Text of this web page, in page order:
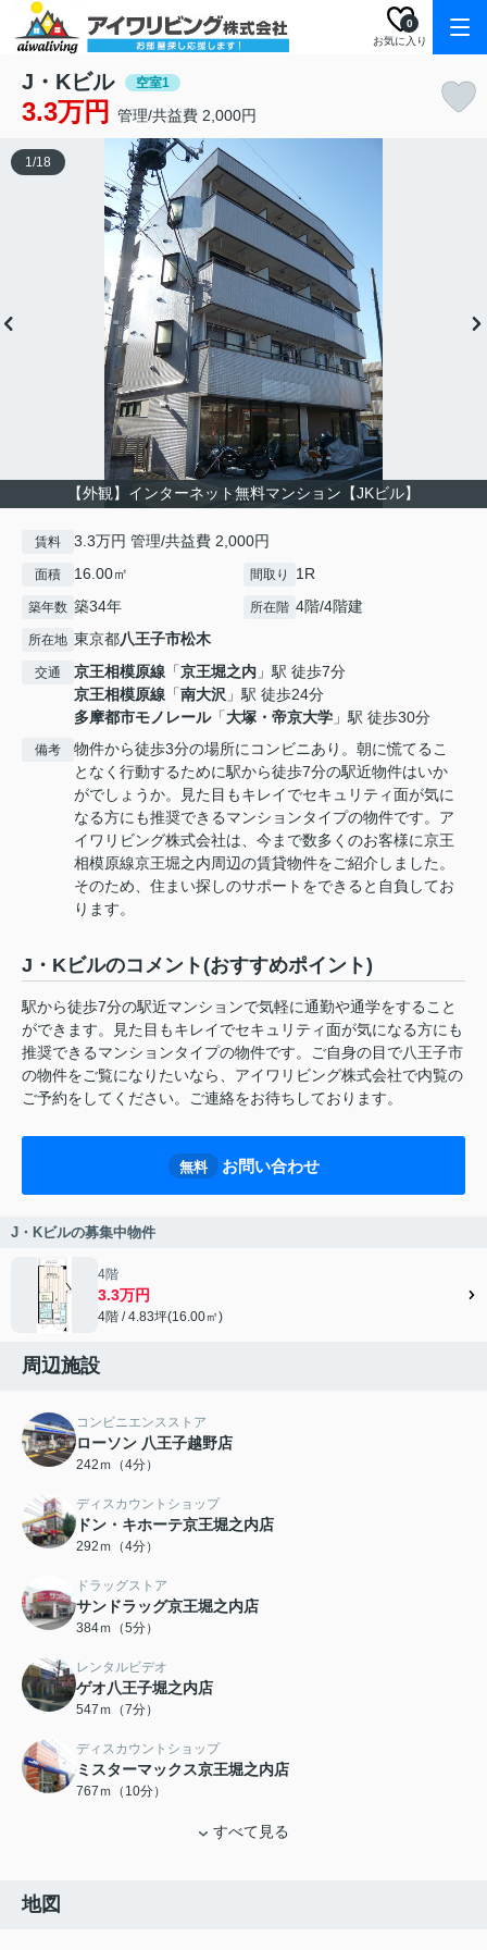
お気に入り
0
J・Kビル 空室1
3.3万円 管理/共益費 2,000円
【外観】インターネット無料マンション【JKビル】
1/18
賃料 3.3万円 管理/共益費 2,000円
面積 16.00㎡ 間取り 1R
築年数 築34年 所在階 4階/4階建
所在地 東京都八王子市松木
交通 京王相模原線 「京王堀之内 」駅 徒歩7分
京王相模原線 「南大沢 」駅 徒歩24分
多摩都市モノレール「大塚・帝京大学 」駅 徒歩30分
備考
物件から徒歩3分の場所にコンビニあり。朝に慌てるこ
となく行動するために駅から徒歩7分の駅近物件はいか
がでしょうか。見た目もキレイでセキュリティ面が気に
なる方にも推奨できるマンションタイプの物件です。ア
イワリビング株式会社は、今まで数多くのお客様に京王
相模原線京王堀之内周辺の賃貸物件をご紹介しました。
そのため、住まい探しのサポートをできると自負してお
ります。
J・Kビルのコメント(おすすめポイント)
駅から徒歩7分の駅近マンションで気軽に通勤や通学をすること
ができます。見た目もキレイでセキュリティ面が気になる方にも
推奨できるマンションタイプの物件です。ご自身の目で八王子市
の物件をご覧になりたいなら、アイワリビング株式会社で内覧の
ご予約をしてください。ご連絡をお待ちしております。
無料 お問い合わせ
J・Kビルの募集中物件
4階
3.3万円
4階 / 4.83坪(16.00㎡)
周辺施設
コンビニエンスストア
ローソン 八王子越野店
242ｍ（4分）
ディスカウントショップ
ドン・キホーテ京王堀之内店
292ｍ（4分）
ドラッグストア
サンドラッグ京王堀之内店
384ｍ（5分）
レンタルビデオ
ゲオ八王子堀之内店
547ｍ（7分）
ディスカウントショップ
ミスターマックス京王堀之内店
767ｍ（10分）
すべて見る
地図